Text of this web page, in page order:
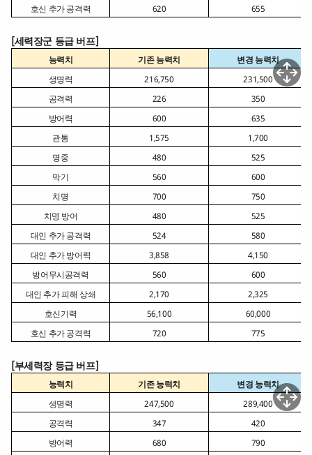
호신 추가 공격력 620 655
[세력장군 등급 버프]
능력치 기존 능력치
변경 능력치
생명력
216,750
231,500
공격력
226
350
방어력
600
635
관통
1,575
1,700
명중
480
525
막기
560
600
치명
700
750
치명 방어
480
525
대인 추가 공격력
524
580
대인 추가 방어력
3,858
4,150
방어무시공격력
560
600
대인 추가 피해 상쇄
2,170
2,325
호신기력
56,100
60,000
호신 추가 공격력
720 775
[부세력장 등급 버프]
능력치 기존 능력치
변경 능력치
생명력
247,500
289,400
공격력
347
420
방어력
680
790